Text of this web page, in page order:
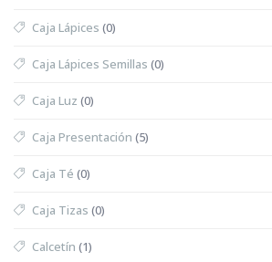
Caja Lápices (0)
Caja Lápices Semillas (0)
Caja Luz (0)
Caja Presentación (5)
Caja Té (0)
Caja Tizas (0)
Calcetín (1)